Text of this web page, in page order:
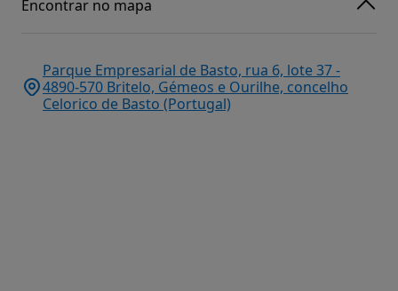
Encontrar no mapa
Parque Empresarial de Basto, rua 6, lote 37 -
4890-570 Britelo, Gémeos e Ourilhe, concelho
Celorico de Basto (Portugal)